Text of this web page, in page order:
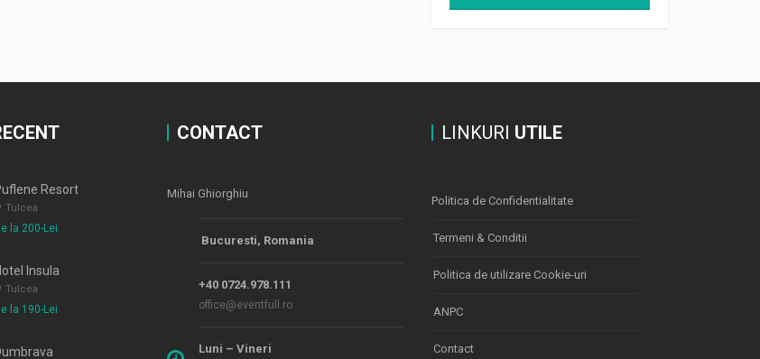
Resort
Tulcea
la 200-Lei
Insula
Tulcea
la 190-Lei
CONTACT
Mihai Ghiorghiu
Bucuresti, Romania
+40 0724.978.111
office@eventfull.ro
Luni – Vineri
LINKURI UTILE
Politica de Confidentialitate
Termeni & Conditii
Politica de utilizare Cookie-uri
ANPC
Contact